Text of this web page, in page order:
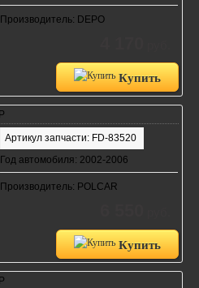
Производитель: DEPO
Купить
Артикул запчасти: FD-83520
Год автомобиля: 2002-2006
Производитель: POLCAR
Купить